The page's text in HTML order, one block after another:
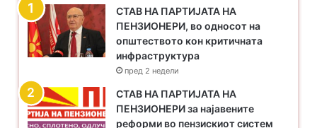
СТАВ НА ПАРТИЈАТА НА
ПЕНЗИОНЕРИ, во односот на
општеството кон критичната
инфраструктура
пред 2 недели
​СТАВ НА ПАРТИЈАТА НА
ПЕНЗИОНЕРИ за најавените
реформи во пензискиот систем